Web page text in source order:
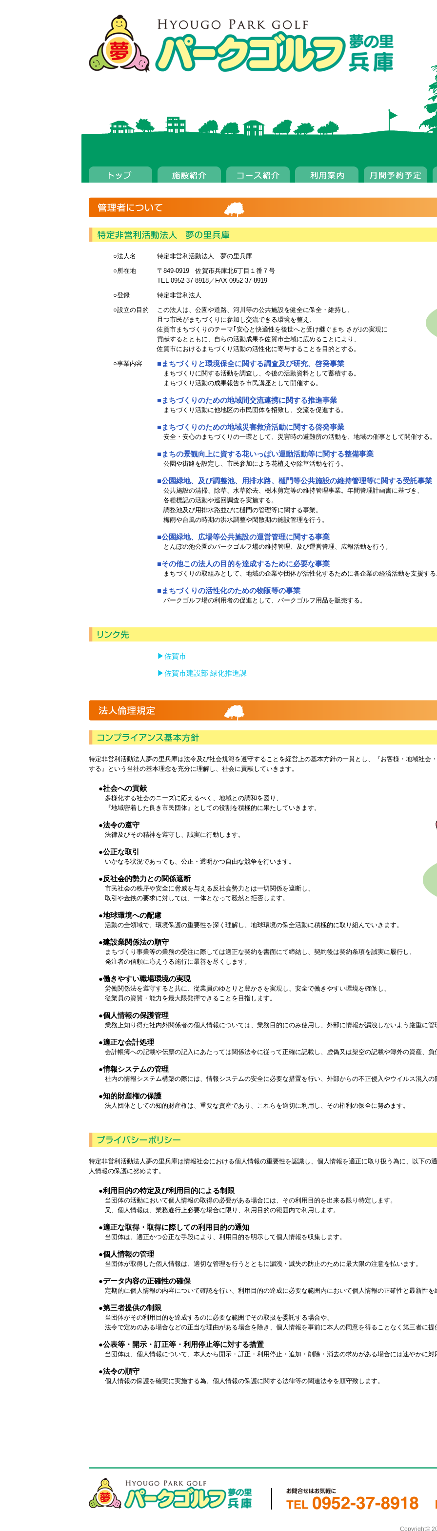
○法人名
特定非営利活動法人 夢の里兵庫
○所在地
〒849-0919 佐賀市兵庫北6丁目１番７号
TEL 0952-37-8918／FAX 0952-37-8919
○登録
特定非営利法人
○設立の目的
この法人は、公園や道路、河川等の公共施設を健全に保全・維持し、
且つ市民がまちづくりに参加し交流できる環境を整え、
佐賀市まちづくりのテーマ｢安心と快適性を後世へと受け継ぐまち さが｣の実現に
貢献するとともに、自らの活動成果を佐賀市全域に広めることにより、
佐賀市におけるまちづくり活動の活性化に寄与することを目的とする。
○事業内容
■まちづくりと環境保全に関する調査及び研究、啓発事業
まちづくりに関する活動を調査し、今後の活動資料として蓄積する。
まちづくり活動の成果報告を市民講座として開催する。
■まちづくりのための地域間交流連携に関する推進事業
まちづくり活動に他地区の市民団体を招致し、交流を促進する。
■まちづくりのための地域災害救済活動に関する啓発事業
安全・安心のまちづくりの一環として、災害時の避難所の活動を、地域の催事として開催する。
■まちの景観向上に資する花いっぱい運動活動等に関する整備事業
公園や街路を設定し、市民参加による花植えや除草活動を行う。
■公園緑地、及び調整池、用排水路、樋門等公共施設の維持管理等に関する受託事業
公共施設の清掃、除草、水草除去、樹木剪定等の維持管理事業。年間管理計画書に基づき、
各種標記の活動や巡回調査を実施する。
調整池及び用排水路並びに樋門の管理等に関する事業。
梅雨や台風の時期の洪水調整や閑散期の施設管理を行う。
■公園緑地、広場等公共施設の運営管理に関する事業
とんぼの池公園のパークゴルフ場の維持管理、及び運営管理、広報活動を行う。
■その他この法人の目的を達成するために必要な事業
まちづくりの取組みとして、地域の企業や団体が活性化するために各企業の経済活動を支援す
■まちづくりの活性化のための物販等の事業
パークゴルフ場の利用者の促進として、パークゴルフ用品を販売する。
▶佐賀市
▶佐賀市建設部 緑化推進課
特定非営利活動法人夢の里兵庫は法令及び社会規範を遵守することを経営上の基本方針の一貫とし、『お客様・地域社会
する』という当社の基本理念を充分に理解し、社会に貢献していきます。
●社会への貢献
多様化する社会のニーズに応えるべく、地域との調和を図り、
『地域密着した良き市民団体』としての役割を積極的に果たしていきます。
●法令の遵守
法律及びその精神を遵守し、誠実に行動します。
●公正な取引
いかなる状況であっても、公正・透明かつ自由な競争を行います。
●反社会的勢力との関係遮断
市民社会の秩序や安全に脅威を与える反社会勢力とは一切関係を遮断し、
取引や金銭の要求に対しては、一体となって毅然と拒否します。
●地球環境への配慮
活動の全領域で、環境保護の重要性を深く理解し、地球環境の保全活動に積極的に取り組んでいきます。
●建設業関係法の順守
まちづくり事業等の業務の受注に際しては適正な契約を書面にて締結し、契約後は契約条項を誠実に履行し、
発注者の信頼に応えうる施行に最善を尽くします。
●働きやすい職場環境の実現
労働関係法を遵守すると共に、従業員のゆとりと豊かさを実現し、安全で働きやすい環境を確保し、
従業員の資質・能力を最大限発揮できることを目指します。
●個人情報の保護管理
業務上知り得た社内外関係者の個人情報については、業務目的にのみ使用し、外部に情報が漏洩しないよう厳重に管
●適正な会計処理
会計帳簿への記載や伝票の記入にあたっては関係法令に従って正確に記載し、虚偽又は架空の記載や簿外の資産、負
●情報システムの管理
社内の情報システム構築の際には、情報システムの安全に必要な措置を行い、外部からの不正侵入やウイルス混入の
●知的財産権の保護
法人団体としての知的財産権は、重要な資産であり、これらを適切に利用し、その権利の保全に努めます。
特定非営利活動法人夢の里兵庫は情報社会における個人情報の重要性を認識し、個人情報を適正に取り扱う為に、以下の
人情報の保護に努めます。
●利用目的の特定及び利用目的による制限
当団体の活動において個人情報の取得の必要がある場合には、その利用目的を出来る限り特定します。
又、個人情報は、業務遂行上必要な場合に限り、利用目的の範囲内で利用します。
●適正な取得・取得に際しての利用目的の通知
当団体は、適正かつ公正な手段により、利用目的を明示して個人情報を収集します。
●個人情報の管理
当団体が取得した個人情報は、適切な管理を行うとともに漏洩・滅失の防止のために最大限の注意を払います。
●データ内容の正確性の確保
定期的に個人情報の内容について確認を行い、利用目的の達成に必要な範囲内において個人情報の正確性と最新性を
●第三者提供の制限
当団体がその利用目的を達成するのに必要な範囲でその取扱を委託する場合や、
法令で定めのある場合などの正当な理由がある場合を除き、個人情報を事前に本人の同意を得ることなく第三者に提
●公表等・開示・訂正等・利用停止等に対する措置
当団体は、個人情報について、本人から開示・訂正・利用停止・追加・削除・消去の求めがある場合には速やかに対
●法令の順守
個人情報の保護を確実に実施する為、個人情報の保護に関する法律等の関連法令を順守致します。
Copyright©